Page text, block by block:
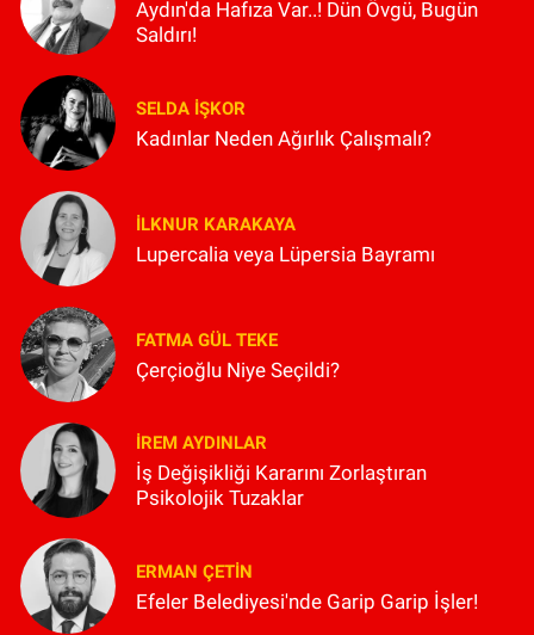
Aydın'da Hafıza Var..! Dün Övgü, Bugün
Saldırı!
SELDA İŞKOR
Kadınlar Neden Ağırlık Çalışmalı?
İLKNUR KARAKAYA
Lupercalia veya Lüpersia Bayramı
FATMA GÜL TEKE
Çerçioğlu Niye Seçildi?
İREM AYDINLAR
İş Değişikliği Kararını Zorlaştıran
Psikolojik Tuzaklar
ERMAN ÇETIN
Efeler Belediyesi'nde Garip Garip İşler!